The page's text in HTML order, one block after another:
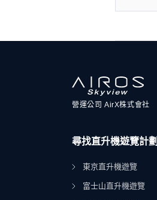
營運公司 AirX株式會社
尋找直升機遊覽計劃
東京直升機遊覽
富士山直升機遊覽